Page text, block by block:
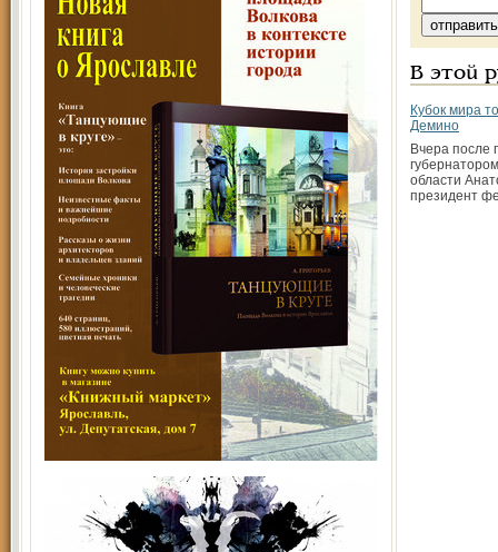
В этой
Кубок мира
Демино
Вчера после
области
президент